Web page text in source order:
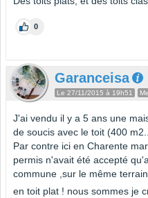
0
Garanceisa
Le 27/11/2015 à 19h51
J'ai vendu il y a 5 ans une
de soucis avec le toit (400
Par contre ici en Charente
permis n'avait été accepté
commune ,sur le même
en toit plat ! nous sommes je